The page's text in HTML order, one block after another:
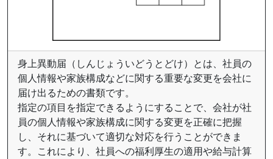
身上異動届（しんじょういどうとどけ）とは、社員の
個人情報や家族構成などに関する重要な変更を会社に
届け出るための書類です。
指定の項目を指定できるようにすることで、会社が社
員の個人情報や家族構成に関する変更を正確に把握
し、それに基づいて適切な対応を行うことができま
す。これにより、社員への福利厚生の適用や給与計算